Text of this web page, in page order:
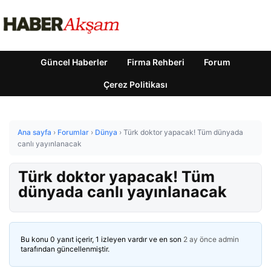
Güncel Haberler Firma Rehberi Forum
Çerez Politikası
Ana sayfa › Forumlar › Dünya › Türk doktor yapacak! Tüm dünyada
canlı yayınlanacak
Türk doktor yapacak! Tüm
dünyada canlı yayınlanacak
Bu konu 0 yanıt içerir, 1 izleyen vardır ve en son 2 ay önce admin
tarafından güncellenmiştir.